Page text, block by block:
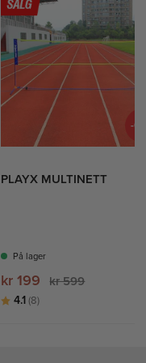
-
PLAYX MULTINETT
På lager
kr 199 kr 599
Karakter:
4.1 (8)